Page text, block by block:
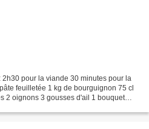
pour la viande 30 minutes pour la
feuilletée 1 kg de bourguignon 75 cl
2 oignons 3 gousses d'ail 1 bouquet